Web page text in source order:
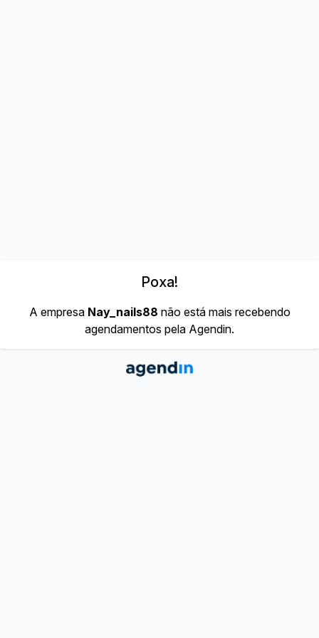
Poxa!
A empresa Nay_nails88 não está mais recebendo
agendamentos pela Agendin.